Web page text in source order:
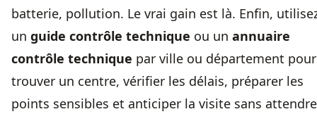
batterie, pollution. Le vrai gain est là. Enfin,
un guide contrôle technique ou un annuaire
contrôle technique par ville ou département pour
trouver un centre, vérifier les délais, préparer les
points sensibles et anticiper la visite sans